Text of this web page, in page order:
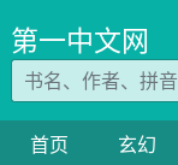
第一中文网
首页 玄幻